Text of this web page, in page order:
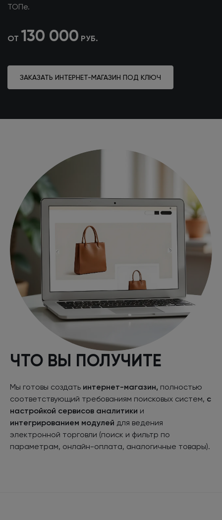
ТОПе.
ОТ 130 000 РУБ.
ЗАКАЗАТЬ ИНТЕРНЕТ-МАГАЗИН ПОД КЛЮЧ
ЧТО ВЫ ПОЛУЧИТЕ
Мы готовы создать интернет-магазин, полностью
соответствующий требованиям поисковых систем, с
настройкой сервисов аналитики и
интегрированием модулей для ведения
электронной торговли (поиск и фильтр по
параметрам, онлайн-оплата, аналогичные товары).